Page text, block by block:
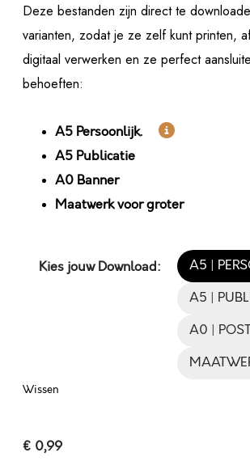
Deze bestanden zijn direct te
varianten, zodat je ze zelf kunt printen,
digitaal verwerken en ze perfect
behoeften:
A5 Persoonlijk. 
A5 Publicatie
A0 Banner
Maatwerk voor groter
Kies jouw Download: A5 |
A5 |
A0 |
Wissen
€ 0,99